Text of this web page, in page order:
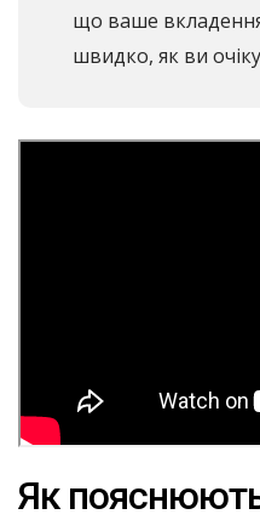
що ваше
швидко, як ви
Як